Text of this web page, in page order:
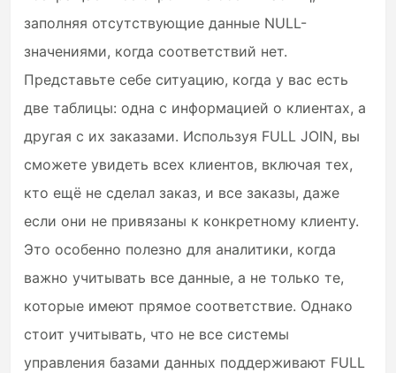
заполняя отсутствующие данные NULL-
значениями, когда соответствий нет.
Представьте себе ситуацию, когда у вас есть
две таблицы: одна с информацией о клиентах, а
другая с их заказами. Используя FULL JOIN, вы
сможете увидеть всех клиентов, включая тех,
кто ещё не сделал заказ, и все заказы, даже
если они не привязаны к конкретному клиенту.
Это особенно полезно для аналитики, когда
важно учитывать все данные, а не только те,
которые имеют прямое соответствие. Однако
стоит учитывать, что не все системы
управления базами данных поддерживают FULL